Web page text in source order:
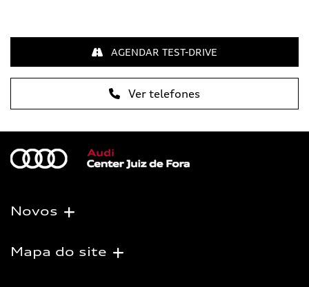
Ver telefones
AGENDAR TEST-DRIVE
Novos
Mapa do site